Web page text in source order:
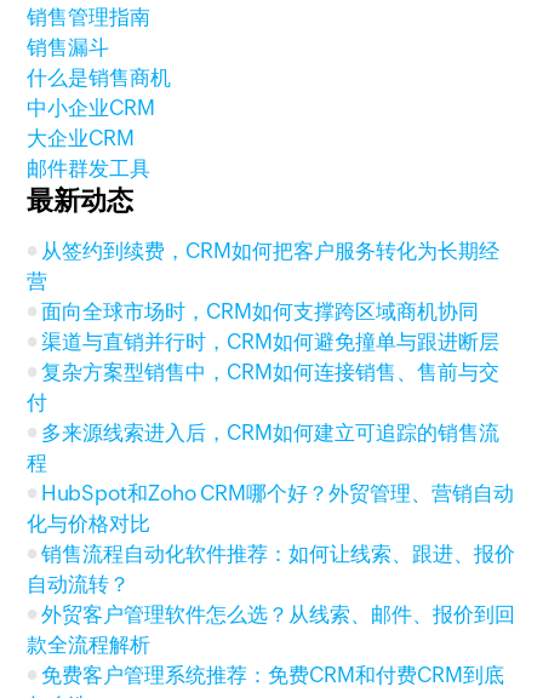
销售管理指南
销售漏斗
什么是销售商机
中小企业CRM
大企业CRM
邮件群发工具
最新动态
从签约到续费，CRM如何把客户服务转化为长期经
营
面向全球市场时，CRM如何支撑跨区域商机协同
渠道与直销并行时，CRM如何避免撞单与跟进断层
复杂方案型销售中，CRM如何连接销售、售前与交
付
多来源线索进入后，CRM如何建立可追踪的销售流
程
HubSpot和Zoho CRM哪个好？外贸管理、营销自动
化与价格对比
销售流程自动化软件推荐：如何让线索、跟进、报价
自动流转？
外贸客户管理软件怎么选？从线索、邮件、报价到回
款全流程解析
免费客户管理系统推荐：免费CRM和付费CRM到底